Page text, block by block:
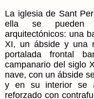
La iglesia de Sant
ella se pueden
arquitectónicos: una
XI, un ábside y una
portalada frontal
campanario del siglo
nave, con un ábside
y en su interior se
reforzado con